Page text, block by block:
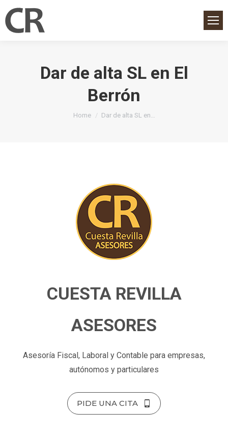
Dar de alta SL en El
Berrón
You are here:
Home Dar de alta SL en…
CUESTA REVILLA
ASESORES
Asesoría Fiscal, Laboral y Contable para empresas,
autónomos y particulares
PIDE UNA CITA